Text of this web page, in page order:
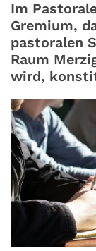
Im
Gremium,
pastoralen
Raum
wird,